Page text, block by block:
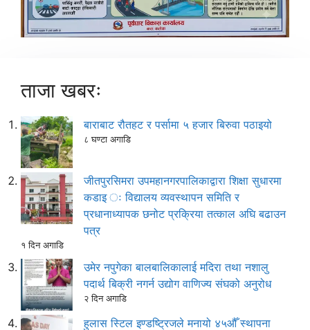
ताजा खबरः
बाराबाट रौतहट र पर्सामा ५ हजार बिरुवा पठाइयो
८ घण्टा अगाडि
जीतपुरसिमरा उपमहानगरपालिकाद्वारा शिक्षा सुधारमा
कडाइ ः विद्यालय व्यवस्थापन समिति र
प्रधानाध्यापक छनोट प्रक्रिया तत्काल अघि बढाउन
पत्र
१ दिन अगाडि
उमेर नपुगेका बालबालिकालाई मदिरा तथा नशालु
पदार्थ बिक्री नगर्न उद्योग वाणिज्य संघको अनुरोध
२ दिन अगाडि
हुलास स्टिल इण्डष्ट्रिजले मनायो ४५औँ स्थापना